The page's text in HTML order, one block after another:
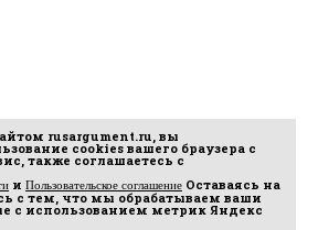
rusargument.ru, вы
cookies вашего браузера с
также соглашаетесь с
и Пользовательское соглашение Оставаясь на
с тем, что мы обрабатываем ваши
с использованием метрик Яндекс